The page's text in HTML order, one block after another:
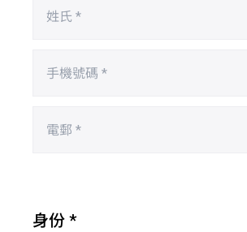
身份 *